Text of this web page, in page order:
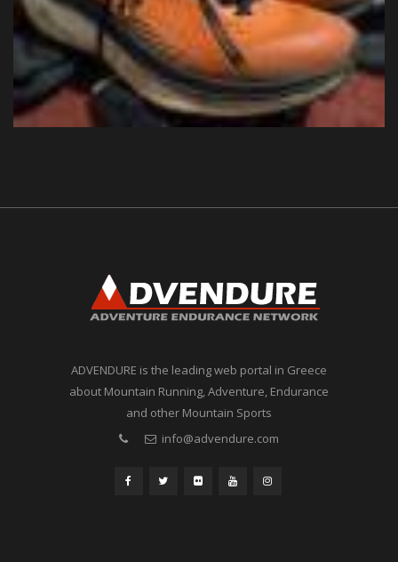
ADVENDURE is the leading web portal in Greece
about Mountain Running, Adventure, Endurance
and other Mountain Sports
info@advendure.com